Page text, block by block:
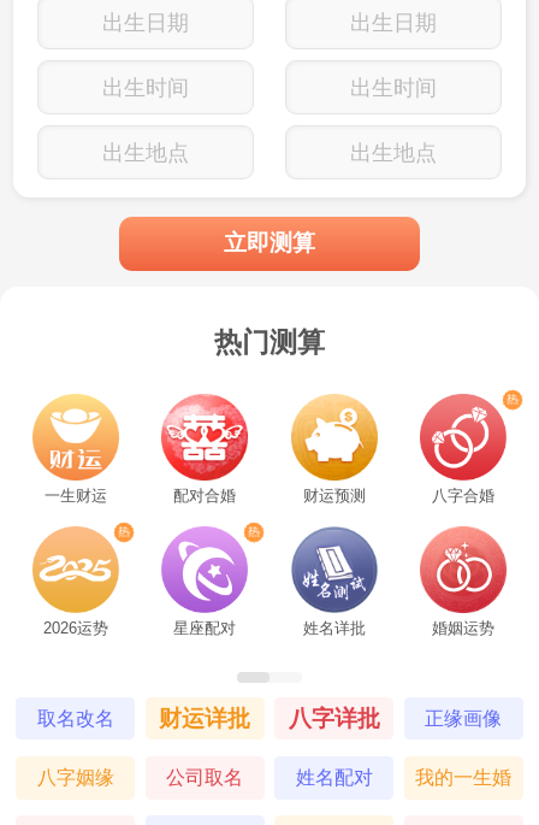
出生日期
出生时间
出生地点
出生日期
出生时间
出生地点
立即测算
热门测算
一生财运 配对合婚 财运预测 八字合婚
2026运势 星座配对 姓名详批 婚姻运势
取名改名 财运详批 八字详批 正缘画像
八字姻缘 公司取名 姓名配对 我的一生婚